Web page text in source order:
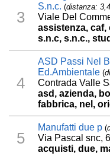
3
S.n.c. (distanza:
Viale Del
assistenza,
s.n.c, s.n.c.,
4
ASD Passi Nel
Ed.Ambientale (
Contrada Valle
asd, azienda,
fabbrica, nel,
5
Manufatti due p (
Via Pascal snc,
acquisti, due,